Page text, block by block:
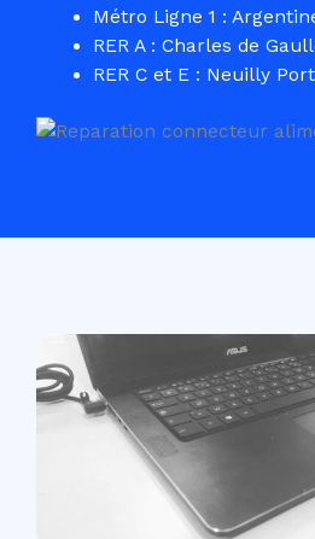
Métro Ligne 1 :
RER A : Charles de
RER C et E : Neuilly